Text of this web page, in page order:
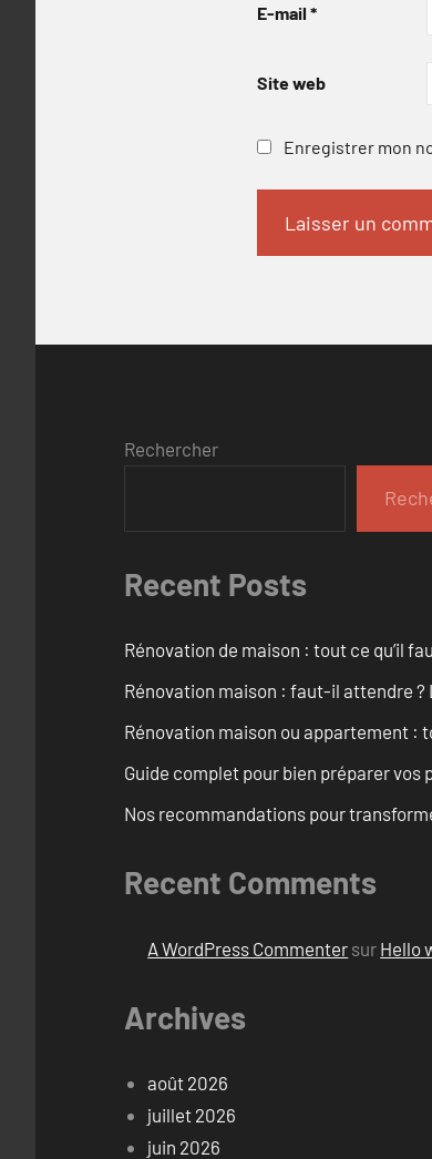
E-mail *
Site web
Enregistrer mon
Rechercher
Recent Posts
Rénovation de maison : tout ce qu’il
Rénovation maison : faut-il attendre
Rénovation maison ou appartement :
Guide complet pour bien préparer vos
Nos recommandations pour
Recent Comments
A WordPress Commenter sur Hello
Archives
août 2026
juillet 2026
juin 2026